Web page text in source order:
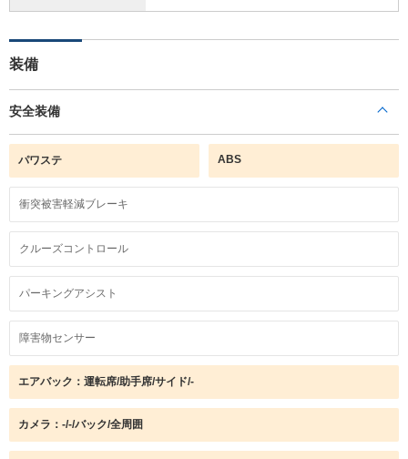
装備
安全装備
パワステ ABS
衝突被害軽減ブレーキ
クルーズコントロール
パーキングアシスト
障害物センサー
エアバック：運転席/助手席/サイド/-
カメラ：-/-/バック/全周囲